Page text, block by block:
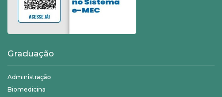
Graduação
Administração
Biomedicina